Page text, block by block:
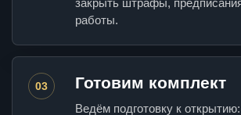
закрыть штрафы,
работы.
03 Готовим комплект
Ведём подготовку к